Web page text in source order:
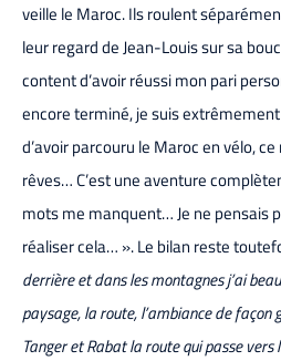
veille le Maroc. Ils roulent
leur regard de Jean-Louis sur sa
content d’avoir réussi mon pari
encore terminé, je suis
d’avoir parcouru le Maroc en vélo,
rêves… C’est une aventure
mots me manquent… Je ne pensais
réaliser cela… ». Le bilan reste
derrière et dans les montagnes j’ai
paysage, la route, l’ambiance de façon
Tanger et Rabat la route qui passe